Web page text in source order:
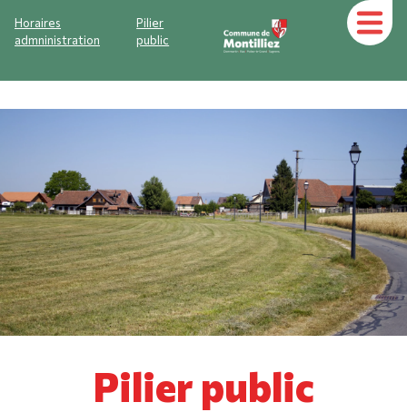
Horaires
admninistration
Pilier
public
Pilier public